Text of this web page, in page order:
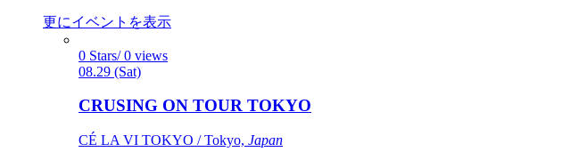
更にイベントを表示
0 Stars/ 0 views
08.29 (Sat)
CRUSING ON TOUR TOKYO
CÉ LA VI TOKYO / Tokyo, Japan